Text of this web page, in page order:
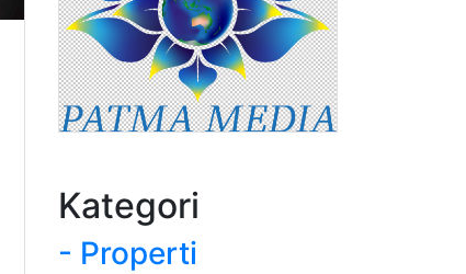
Kategori
- Properti